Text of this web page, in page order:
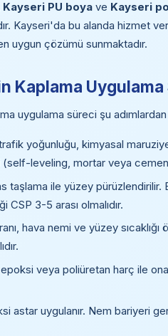
Kayseri PU boya ve Kayseri
Kayseri'da bu alanda hizmet
uygun çözümü sunmaktadır.
Kaplama Uygulama
uygulama süreci şu adımlardan
yoğunluğu, kimyasal
leveling, mortar veya
taşlama ile yüzey
3-5 arası olmalıdır.
hava nemi ve yüzey sıcaklığı
veya poliüretan harç ile
astar uygulanır. Nem bariyeri